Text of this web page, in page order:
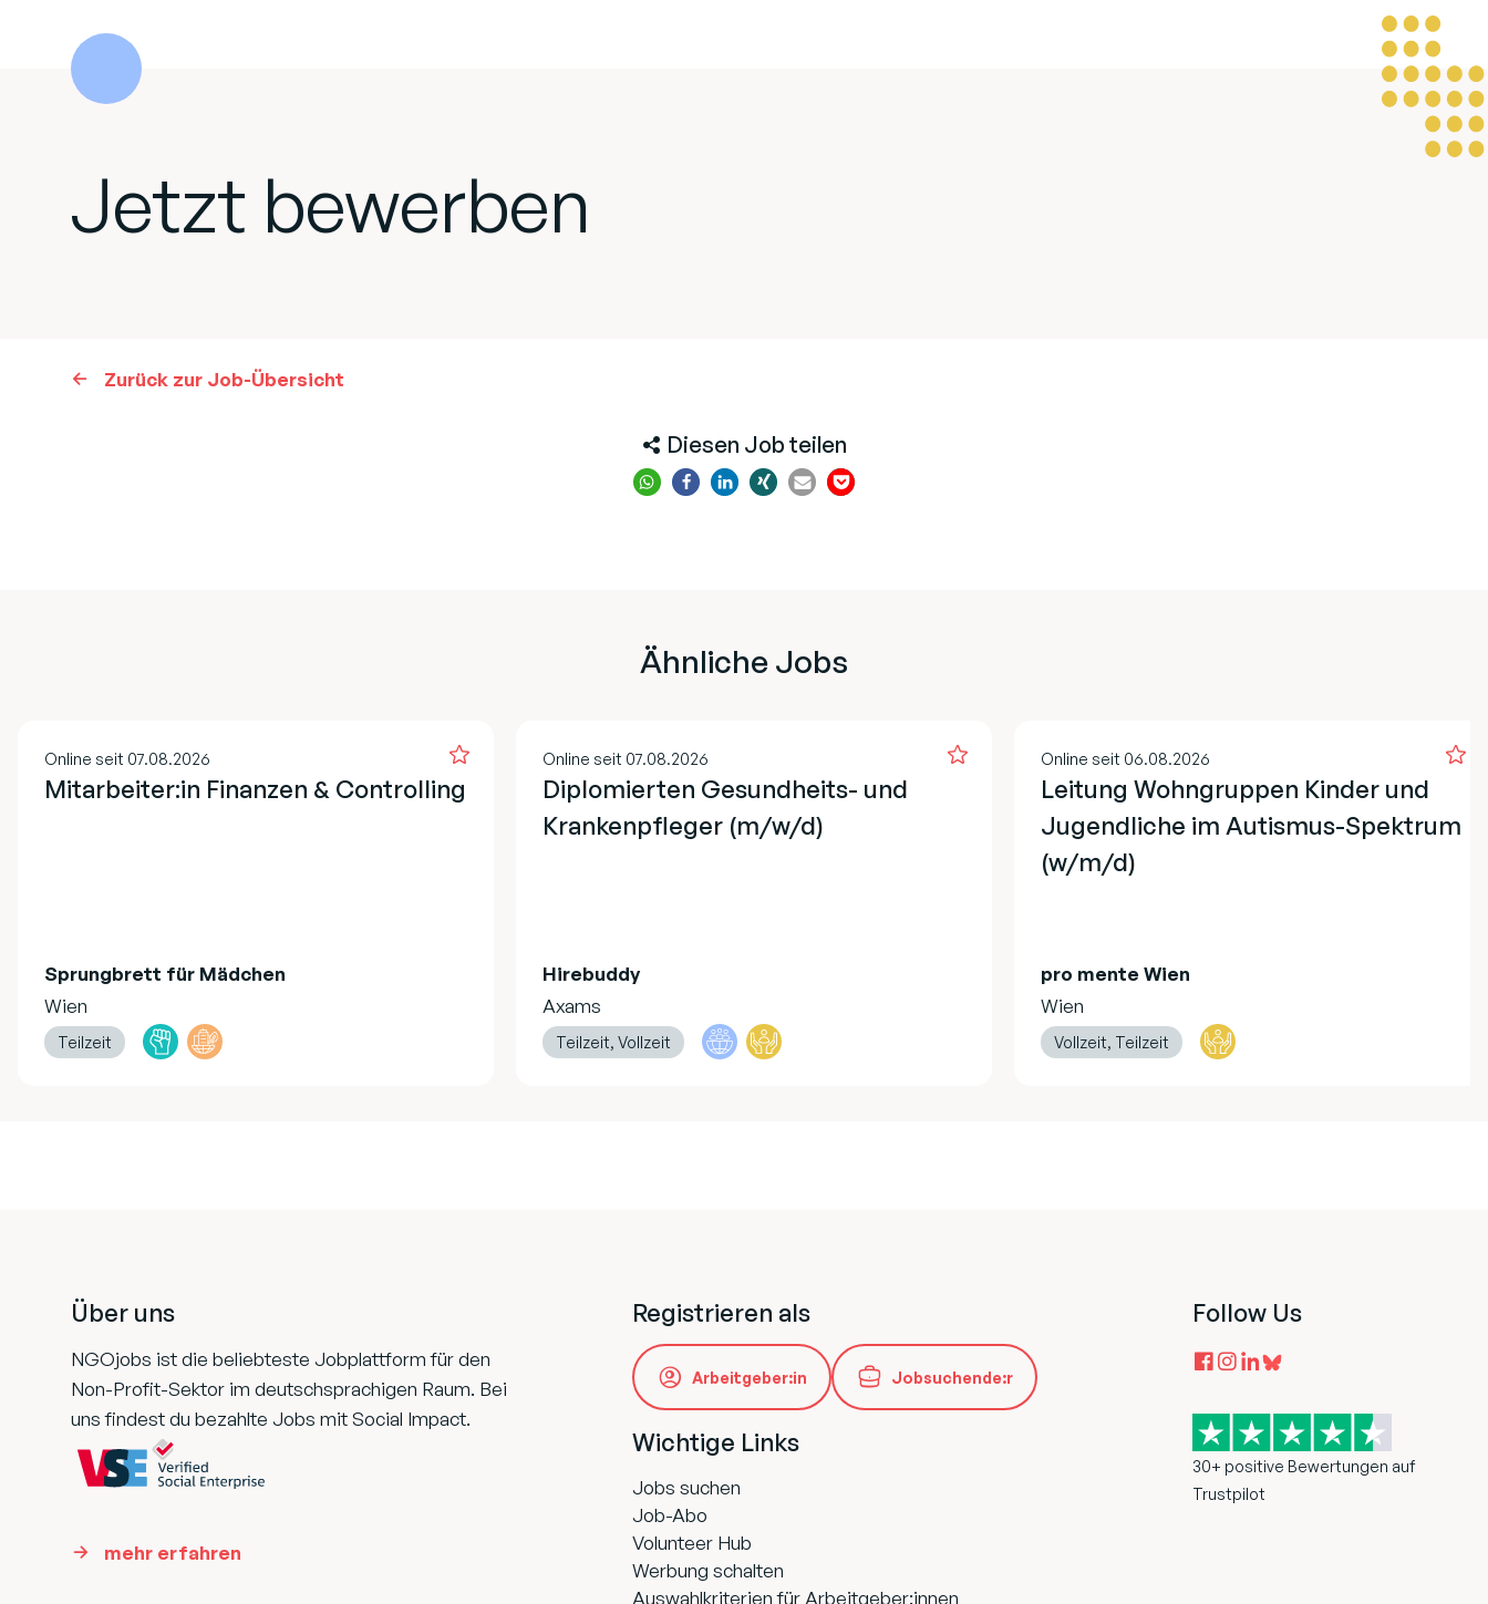
Jetzt bewerben
Zurück zur Job-Übersicht
Diesen Job teilen
Ähnliche Jobs
Online seit 07.08.2026
Mitarbeiter:in Finanzen & Controlling
Sprungbrett für Mädchen
Wien
Teilzeit
Online seit 07.08.2026
Diplomierten Gesundheits- und
Krankenpfleger (m/w/d)
Hirebuddy
Axams
Teilzeit, Vollzeit
Online seit 06.08.2026
Leitung Wohngruppen Kinder und
Jugendliche im Autismus-Spektrum
(w/m/d)
pro mente Wien
Wien
Vollzeit, Teilzeit
Über uns
NGOjobs ist die beliebteste Jobplattform für den
Non-Profit-Sektor im deutschsprachigen Raum. Bei
uns findest du bezahlte Jobs mit Social Impact.
mehr erfahren
Registrieren als
Arbeitgeber:in Jobsuchende:r
Wichtige Links
Jobs suchen
Job-Abo
Volunteer Hub
Werbung schalten
Auswahlkriterien für Arbeitgeber:innen
Follow Us
30+ positive Bewertungen auf
Trustpilot